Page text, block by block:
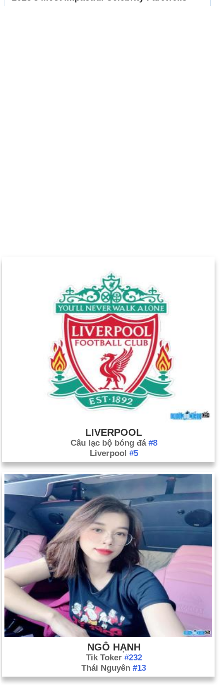
LIVERPOOL
Câu lạc bộ bóng đá #8
Liverpool #5
NGÔ HẠNH
Tik Toker #232
Thái Nguyên #13